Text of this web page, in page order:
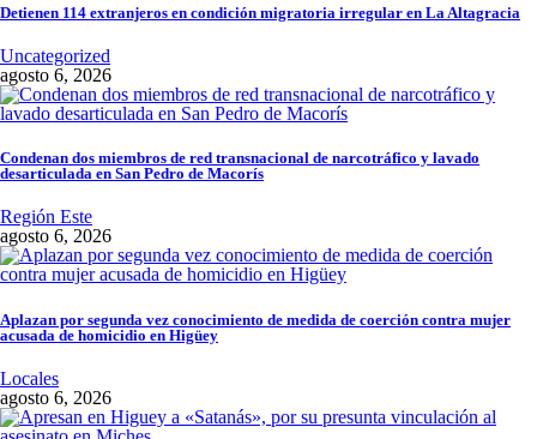
Detienen 114 extranjeros en condición migratoria irregular en La Altagracia
Uncategorized
agosto 6, 2026
Condenan dos miembros de red transnacional de narcotráfico y lavado
desarticulada en San Pedro de Macorís
Región Este
agosto 6, 2026
Aplazan por segunda vez conocimiento de medida de coerción contra mujer
acusada de homicidio en Higüey
Locales
agosto 6, 2026